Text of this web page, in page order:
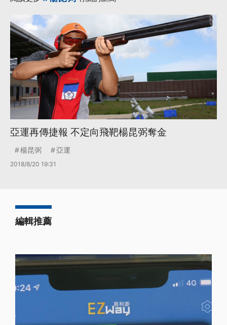
亞運再傳捷報 不定向飛靶楊昆弼奪金
楊昆弼 亞運
2018/8/20 19:31
編輯推薦